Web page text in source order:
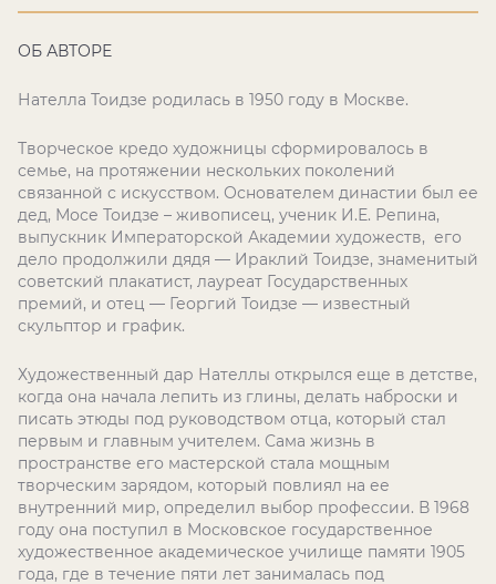
ОБ АВТОРЕ
Нателла Тоидзе родилась в 1950 году в Москве.
Творческое кредо художницы сформировалось в
семье, на протяжении нескольких поколений
связанной с искусством. Основателем династии был ее
дед, Мосе Тоидзе – живописец, ученик И.Е. Репина,
выпускник Императорской Академии художеств, его
дело продолжили дядя — Ираклий Тоидзе, знаменитый
советский плакатист, лауреат Государственных
премий, и отец — Георгий Тоидзе — известный
скульптор и график.
Художественный дар Нателлы открылся еще в детстве,
когда она начала лепить из глины, делать наброски и
писать этюды под руководством отца, который стал
первым и главным учителем. Сама жизнь в
пространстве его мастерской стала мощным
творческим зарядом, который повлиял на ее
внутренний мир, определил выбор профессии. В 1968
году она поступил в Московское государственное
художественное академическое училище памяти 1905
года, где в течение пяти лет занималась под